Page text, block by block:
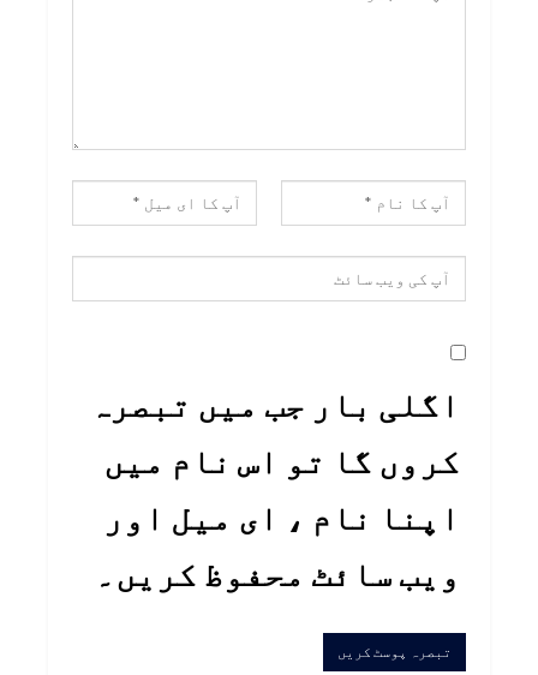
اگلی بار جب میں تبصرہ
کروں گا تو اس نام میں
اپنا نام ، ای میل اور
ویب سائٹ محفوظ کریں۔